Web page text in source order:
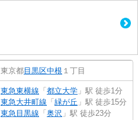
東京都目黒区中根 １丁目
東急東横線 「 都立大学 」駅 徒歩1分
東急大井町線 「 緑が丘 」駅 徒歩15分
東急目黒線 「 奥沢 」駅 徒歩23分